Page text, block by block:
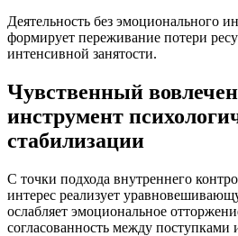
Деятельность без эмоционального
формирует переживание потери
интенсивной занятости.
Чувственный
инструмент
стабилизации
С точки подхода внутреннего
интерес реализует
ослабляет эмоциональное
согласованность между